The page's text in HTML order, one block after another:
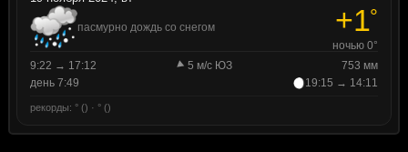
пасмурно дождь со снегом +1°
ночью 0°
9:22 → 17:12
5 м/с ЮЗ
753 мм
день 7:49
19:15 → 14:11
рекорды: ° () · ° ()